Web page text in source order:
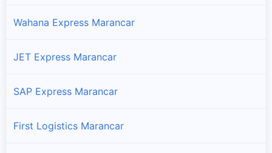
Wahana Express Marancar
JET Express Marancar
SAP Express Marancar
First Logistics Marancar